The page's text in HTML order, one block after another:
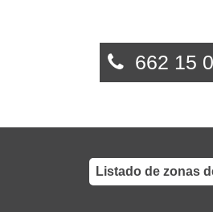
662 15
Listado de zonas